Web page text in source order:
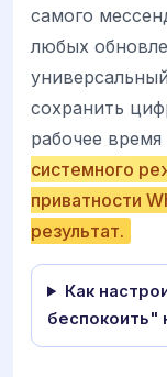
самого
любых
сохранить
рабочее время
системного
приватности
результат.
Как
беспокоить"